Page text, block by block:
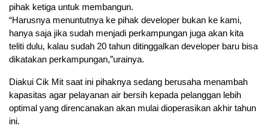
pihak ketiga untuk membangun.
“Harusnya menuntutnya ke pihak developer bukan ke kami,
hanya saja jika sudah menjadi perkampungan juga akan kita
teliti dulu, kalau sudah 20 tahun ditinggalkan developer baru bisa
dikatakan perkampungan,”urainya.
Diakui Cik Mit saat ini pihaknya sedang berusaha menambah
kapasitas agar pelayanan air bersih kepada pelanggan lebih
optimal yang direncanakan akan mulai dioperasikan akhir tahun
ini.